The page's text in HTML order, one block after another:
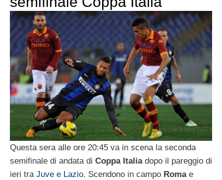
Questa sera alle ore 20:45 va in scena la seconda
semifinale di andata di Coppa Italiadopo il pareggio di
ieri tra Juve e Lazio. Scendono in campo Romae